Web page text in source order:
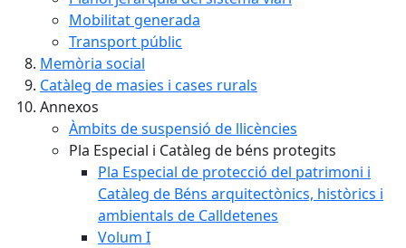
Mobilitat generada
Transport públic
Memòria social
Catàleg de masies i cases rurals
Annexos
Àmbits de suspensió de llicències
Pla Especial i Catàleg de béns protegits
Pla Especial de protecció del patrimoni i
Catàleg de Béns arquitectònics, històrics i
ambientals de Calldetenes
Volum I